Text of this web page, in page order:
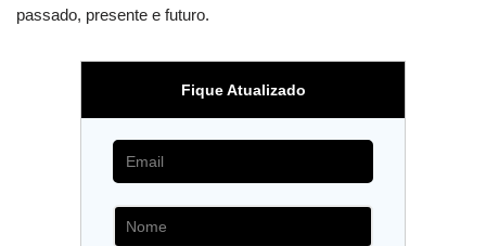
passado, presente e futuro.
Fique Atualizado